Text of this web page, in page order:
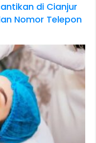
di Cianjur
Nomor Telepon